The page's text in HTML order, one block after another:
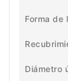
Forma de
Diámetro